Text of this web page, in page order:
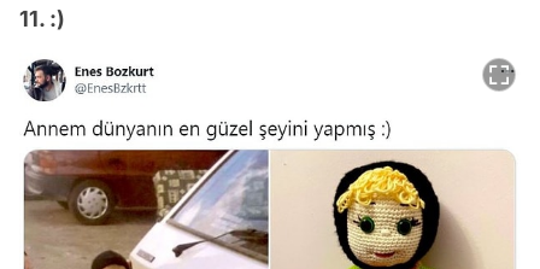
11. :)